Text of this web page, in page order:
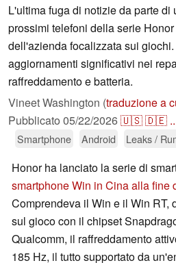
L'ultima fuga di notizie da parte di
prossimi telefoni della serie
dell'azienda focalizzata sui
aggiornamenti significativi nei
raffreddamento e batteria.
Vineet Washington (traduzione a
Pubblicato 05/22/2026🇺🇸🇩🇪
Smartphone Android Leaks /
Honor ha lanciato la serie di
smartphone Win in Cina alla fine
Comprendeva il Win e il Win RT,
sul gioco con il chipset
Qualcomm, il raffreddamento
185 Hz, il tutto supportato da